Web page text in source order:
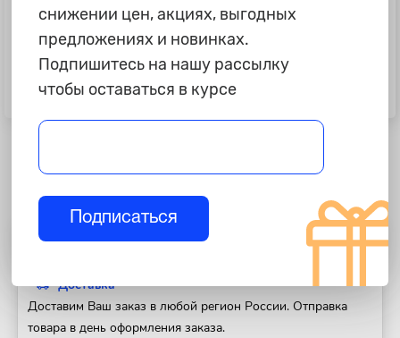
1 495 ₽
Щетка дворника "Bosch" 50см,
1 445 ₽
Щетка дворника "Bosch" 40см,
AeroEco, бескаркасная
Доставка
Доставим Ваш заказ в любой регион России. Отправка
товара в день оформления заказа.
снижении цен, акциях, выгодных
предложениях и новинках.
Подпишитесь на нашу рассылку
чтобы оставаться в курсе
Подписаться